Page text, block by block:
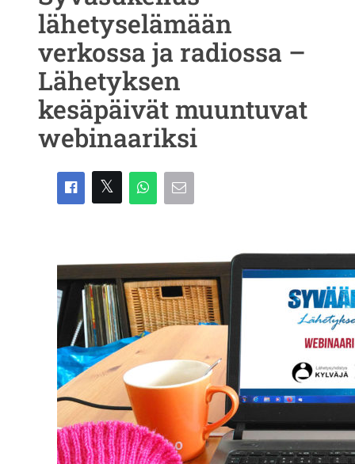
lähetyselämään
verkossa ja radiossa –
Lähetyksen
kesäpäivät muuntuvat
webinaariksi